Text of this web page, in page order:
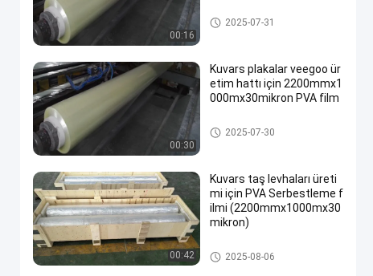
00:16
Suda Çözünen Salım Filmi
2025-07-31
00:30
Kuvars plakalar veegoo ür
etim hattı için 2200mmx1
000mx30mikron PVA film
Suda Çözünen Salım Filmi
2025-07-30
00:42
Kuvars taş levhaları üreti
mi için PVA Serbestleme f
ilmi (2200mmx1000mx30
mikron)
Suda Çözünen Salım Filmi
2025-08-06